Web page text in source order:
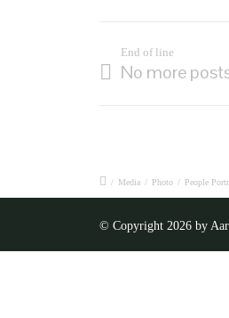
End of line
No more
/ Media / Photo / People
© Copyright 2026 by